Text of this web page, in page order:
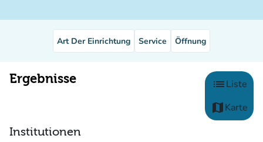
Art Der Einrichtung Service Öffnung
Ergebnisse Wählen
listListe
map Karte
Institutionen